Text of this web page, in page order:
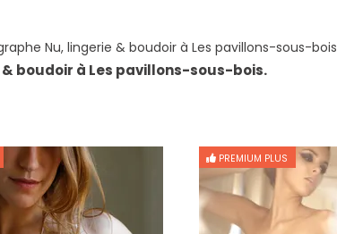
Nu, lingerie & boudoir à Les pavillons-sous-bois
boudoir à Les pavillons-sous-bois.
PREMIUM PLUS